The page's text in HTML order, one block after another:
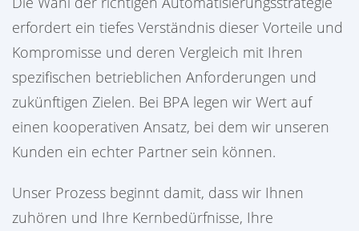
erfordert ein tiefes Verständnis dieser Vorteile und
Kompromisse und deren Vergleich mit Ihren
spezifischen betrieblichen Anforderungen und
zukünftigen Zielen. Bei BPA legen wir Wert auf
einen kooperativen Ansatz, bei dem wir unseren
Kunden ein echter Partner sein können.
Unser Prozess beginnt damit, dass wir Ihnen
zuhören und Ihre Kernbedürfnisse, Ihre